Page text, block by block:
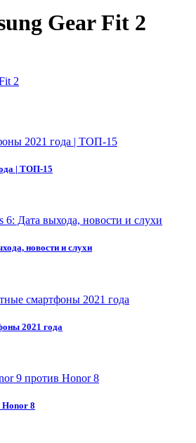
Gear Fit 2
| ТОП-15
новости и слухи
2021 года
Honor 8